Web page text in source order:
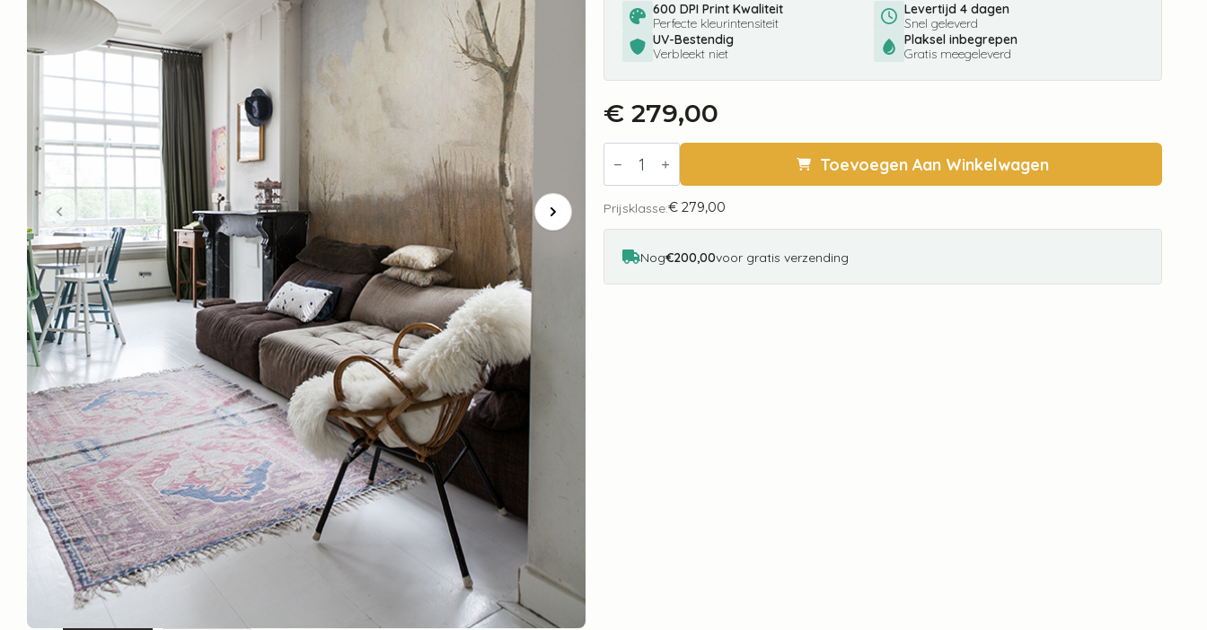
600 DPI Print Kwaliteit
Perfecte kleurintensiteit
UV-Bestendig
Verbleekt niet
Levertijd 4 dagen
Snel geleverd
Plaksel inbegrepen
Gratis meegeleverd
€ 279,00
Fotobehang
8004
Painted
Autumn
Day
Toevoegen Aan Winkelwagen
Prijsklasse:€ 279,00
Nog€200,00voor gratis verzending